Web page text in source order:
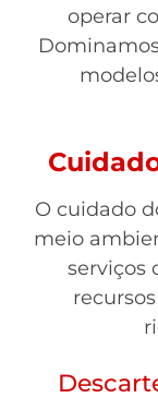
operar
O cuidado
meio
serviços